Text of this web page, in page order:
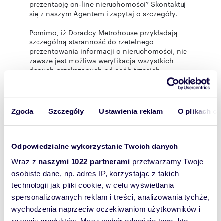
Zgoda Szczegóły Ustawienia reklam O plikach
Odpowiedzialne wykorzystanie Twoich danych
Wraz z naszymi 1022 partnerami przetwarzamy Twoje
osobiste dane, np. adres IP, korzystając z takich
technologii jak pliki cookie, w celu wyświetlania
spersonalizowanych reklam i treści, analizowania tychże,
wychodzenia naprzeciw oczekiwaniom użytkowników i
prezentację on-line nieruchomości? Skontaktuj
się z naszym Agentem i zapytaj o szczegóły.
Pomimo, iż Doradcy Metrohouse przykładają
szczególną staranność do rzetelnego
prezentowania informacji o nieruchomości, nie
zawsze jest możliwa weryfikacja wszystkich
danych przekazanych od osób trzecich.
Niniejsza prezentacja oferty nie jest ofertą w
rozumieniu Kodeksu Cywilnego i ma charakter
wyłącznie informacyjny.
Liczba
pokoi:
2
Powierzchni
a całkowita:
43,77 m
Lokalizacja: województwo:
mazowieckie